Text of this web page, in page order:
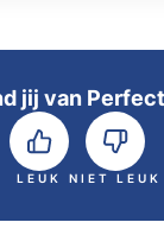
jij van
LEUK NIET LEUK